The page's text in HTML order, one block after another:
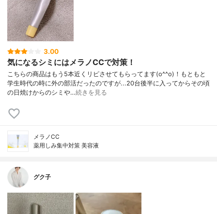
3.00
気になるシミにはメラノCCで対策！
こちらの商品はもう5本近くリピさせてもらってます(o^^o)！もともと
学生時代の時に外の部活だったのですが...20台後半に入ってからその頃
の日焼けからのシミや…続きを見る
メラノCC
薬用しみ集中対策 美容液
グク子